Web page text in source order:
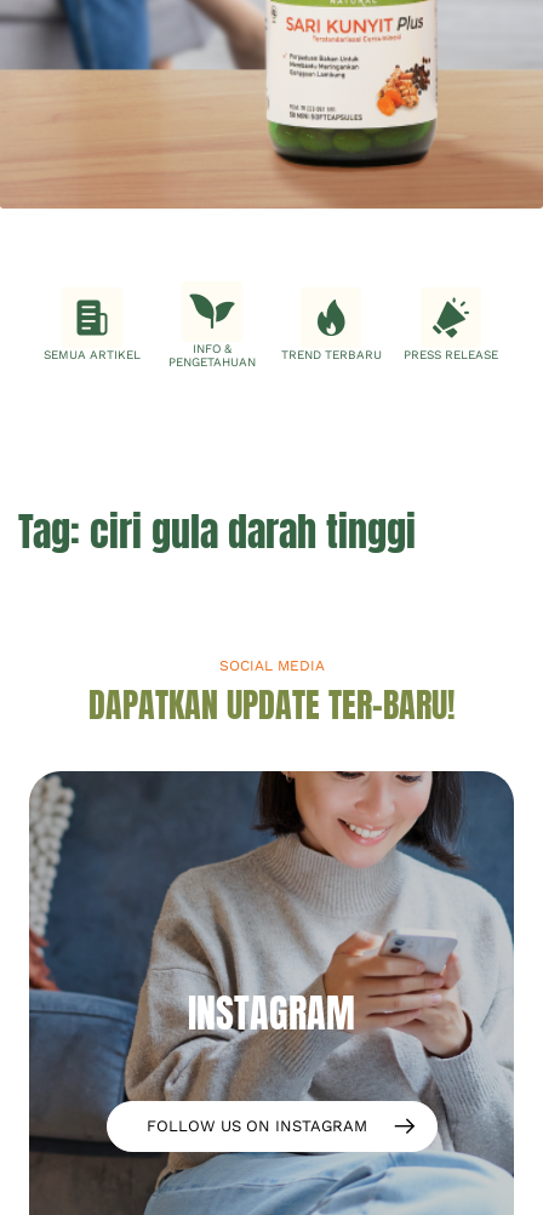
SEMUA ARTIKEL
INFO &
PENGETAHUAN
TREND TERBARU PRESS RELEASE
Tag: ciri gula darah tinggi
SOCIAL MEDIA
DAPATKAN UPDATE TER-BARU!
INSTAGRAM
FOLLOW US ON INSTAGRAM